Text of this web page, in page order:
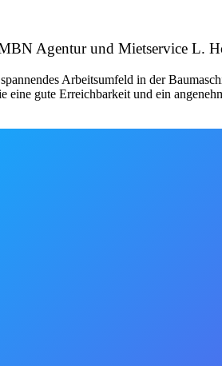
Agentur und Mietservice L.
Arbeitsumfeld in der
gute Erreichbarkeit und ein